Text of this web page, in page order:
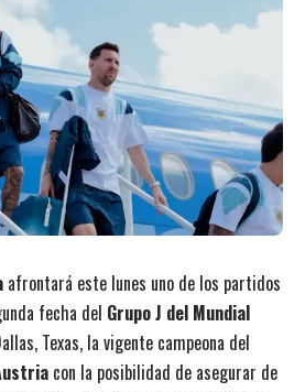
afrontará este lunes uno de los partidos
fecha del Grupo J del Mundial
Texas, la vigente campeona del
con la posibilidad de asegurar de